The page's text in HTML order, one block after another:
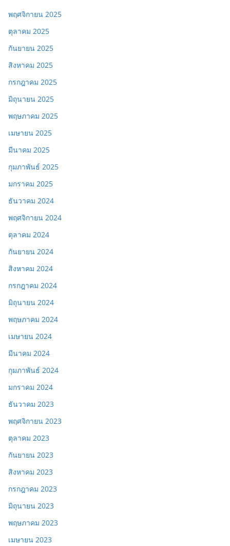
พฤศจิกายน 2025
ตุลาคม 2025
กันยายน 2025
สิงหาคม 2025
กรกฎาคม 2025
มิถุนายน 2025
พฤษภาคม 2025
เมษายน 2025
มีนาคม 2025
กุมภาพันธ์ 2025
มกราคม 2025
ธันวาคม 2024
พฤศจิกายน 2024
ตุลาคม 2024
กันยายน 2024
สิงหาคม 2024
กรกฎาคม 2024
มิถุนายน 2024
พฤษภาคม 2024
เมษายน 2024
มีนาคม 2024
กุมภาพันธ์ 2024
มกราคม 2024
ธันวาคม 2023
พฤศจิกายน 2023
ตุลาคม 2023
กันยายน 2023
สิงหาคม 2023
กรกฎาคม 2023
มิถุนายน 2023
พฤษภาคม 2023
เมษายน 2023